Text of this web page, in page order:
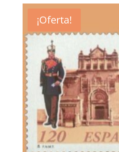
5,00€.2,60€.
¡Oferta!